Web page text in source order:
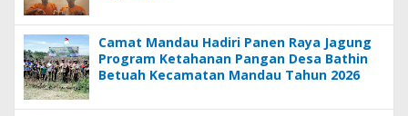
Camat Mandau Hadiri Panen Raya Jagung
Program Ketahanan Pangan Desa Bathin
Betuah Kecamatan Mandau Tahun 2026